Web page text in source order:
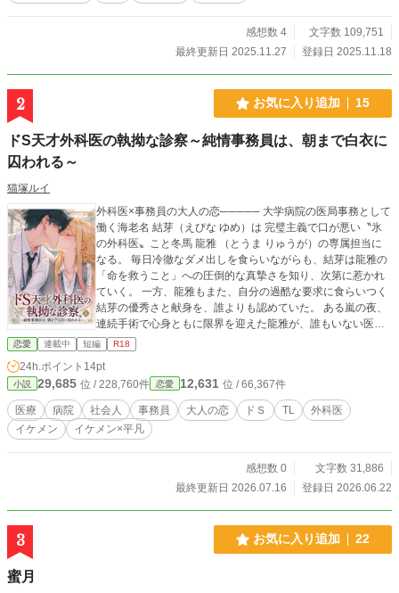
感想数 4
文字数 109,751
最終更新日 2025.11.27
登録日 2025.11.18
2 お気に入り追加 15
ドS天才外科医の執拗な診察～純情事務員は、朝まで白衣に
囚われる～
猫塚ルイ
外科医×事務員の大人の恋───── 大学病院の医局事務として
働く海老名 結芽（えびな ゆめ）は 完璧主義で口が悪い〝氷
の外科医〟こと冬馬 龍雅 （とうま りゅうが）の専属担当に
なる。 毎日冷徹なダメ出しを食らいながらも、結芽は龍雅の
「命を救うこと」への圧倒的な真摯さを知り、次第に惹かれ
ていく。 一方、龍雅もまた、自分の過酷な要求に食らいつく
結芽の優秀さと献身を、誰よりも認めていた。 ある嵐の夜、
連続手術で心身ともに限界を迎えた龍雅が、誰もいない医局
で結芽に見せた「一瞬の脆さ」 それを境に、二人の「仕事上
の信頼」は、甘く切ない「独占欲」へと変貌していく。 白衣
と制服、守るべき境界線の上で揺れる大人のじれキュン・オ
フィスラブ。
恋愛 連載中 短編 R18
24h.ポイント 14pt
小説 29,685 位 / 228,760件 恋愛 12,631 位 / 66,367件
医療 病院 社会人 事務員 大人の恋 ドＳ TL
外科医
イケメン
イケメン×平凡
感想数 0
文字数 31,886
最終更新日 2026.07.16
登録日 2026.06.22
3 お気に入り追加 22
蜜月